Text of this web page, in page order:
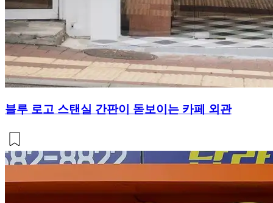
블루 로고 스탠실 간판이 돋보이는 카페 외관